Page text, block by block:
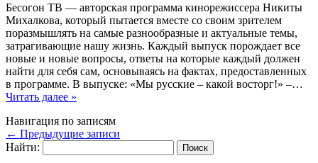
Бесогон ТВ — авторская программа кинорежиссера Никиты
Михалкова, который пытается вместе со своим зрителем
поразмышлять на самые разнообразные и актуальные темы,
затрагивающие нашу жизнь. Каждый выпуск порождает все
новые и новые вопросы, ответы на которые каждый должен
найти для себя сам, основываясь на фактах, предоставленных
в программе. В выпуске: «Мы русские – какой восторг!» –…
Читать далее »
Навигация по записям
← Предыдущие записи
Найти: